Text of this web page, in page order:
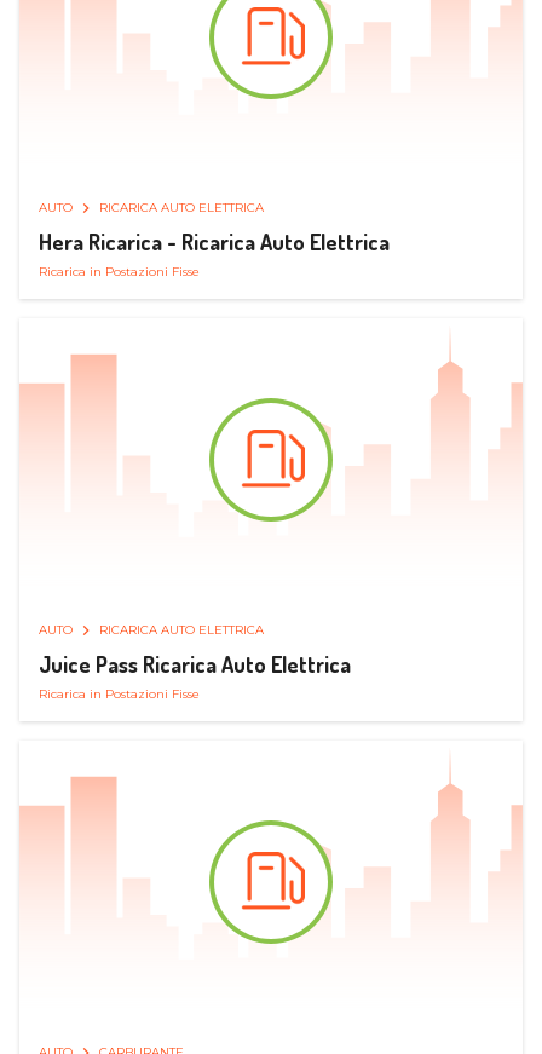
AUTO RICARICA AUTO ELETTRICA
Hera Ricarica - Ricarica Auto Elettrica
Ricarica in Postazioni Fisse
AUTO RICARICA AUTO ELETTRICA
Juice Pass Ricarica Auto Elettrica
Ricarica in Postazioni Fisse